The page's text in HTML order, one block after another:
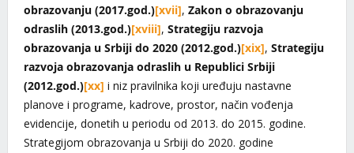
obrazovanju (2017.god.)[xvii], Zakon o obrazovanju
odraslih (2013.god.)[xviii], Strategiju razvoja
obrazovanja u Srbiji do 2020 (2012.god.)[xix], Strategiju
razvoja obrazovanja odraslih u Republici Srbiji
(2012.god.)[xx] i niz pravilnika koji uređuju nastavne
planove i programe, kadrove, prostor, način vođenja
evidencije, donetih u periodu od 2013. do 2015. godine.
Strategijom obrazovanja u Srbiji do 2020. godine